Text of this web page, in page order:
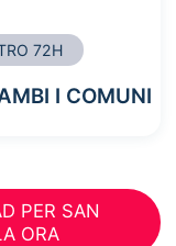
72H
I COMUNI
PER SAN
ORA